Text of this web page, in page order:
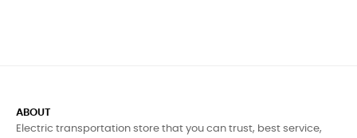
ABOUT
Electric transportation store that you can trust, best service,